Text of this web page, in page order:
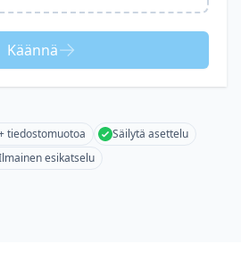
Käännä
tiedostomuotoa
Säilytä asettelu
esikatselu